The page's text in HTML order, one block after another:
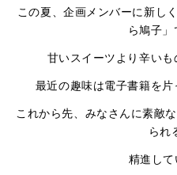
この夏、企画メンバーに新し
ら鳩子」
甘いスイーツより辛い
最近の趣味は電子書籍を片
これから先、みなさんに素敵
られ
精進して